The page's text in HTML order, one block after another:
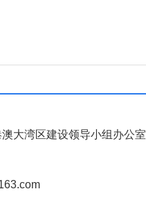
大湾区建设领导小组办公室